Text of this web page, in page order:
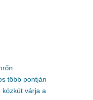
több pontján
várja a